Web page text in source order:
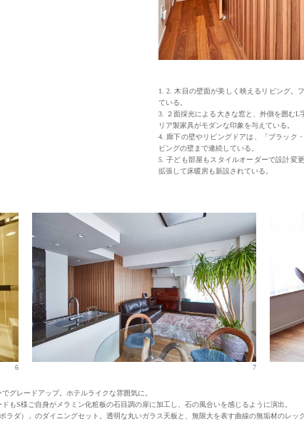
1. 2. 木目の壁面が美しく映えるリビング。
ている。
3. ２面採光による大きな窓と、外側を囲む
リア製家具がモダンな印象を与えている。
4. 廊下の壁やリビングドアは、「ブラック
ビングの壁まで連続している。
5. 子ども部屋もスタイルオーダーで設計変
拡張して床暖房も新設されている。
6 7
グレードアップ。ホテルライクな雰囲気に。
もS様ご自身がメラミン化粧板の石目調の扉に加工し、石の風合いを感じるように演出。
ラダ）」のダイニングセット。透明な丸いガラス天板と、無限大を表す曲線の無垢材のレッ